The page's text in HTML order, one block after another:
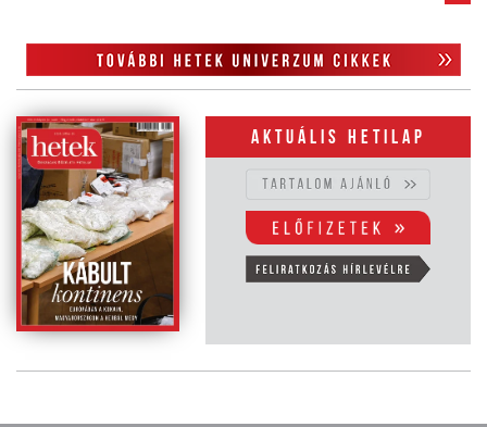
Aktuális hetilap